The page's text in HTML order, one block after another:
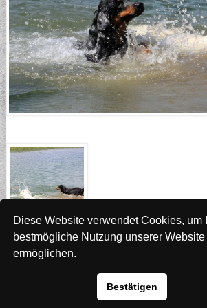
© 2026 Australian Shepherd -
Diese Website verwendet Cookies, um
bestmögliche Nutzung unserer Website
ermöglichen.
Bestätigen